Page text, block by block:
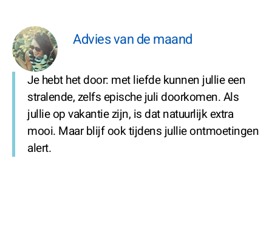
Advies van de maand
Je hebt het door: met liefde kunnen jullie een
stralende, zelfs epische juli doorkomen. Als
jullie op vakantie zijn, is dat natuurlijk extra
mooi. Maar blijf ook tijdens jullie ontmoetingen
alert.